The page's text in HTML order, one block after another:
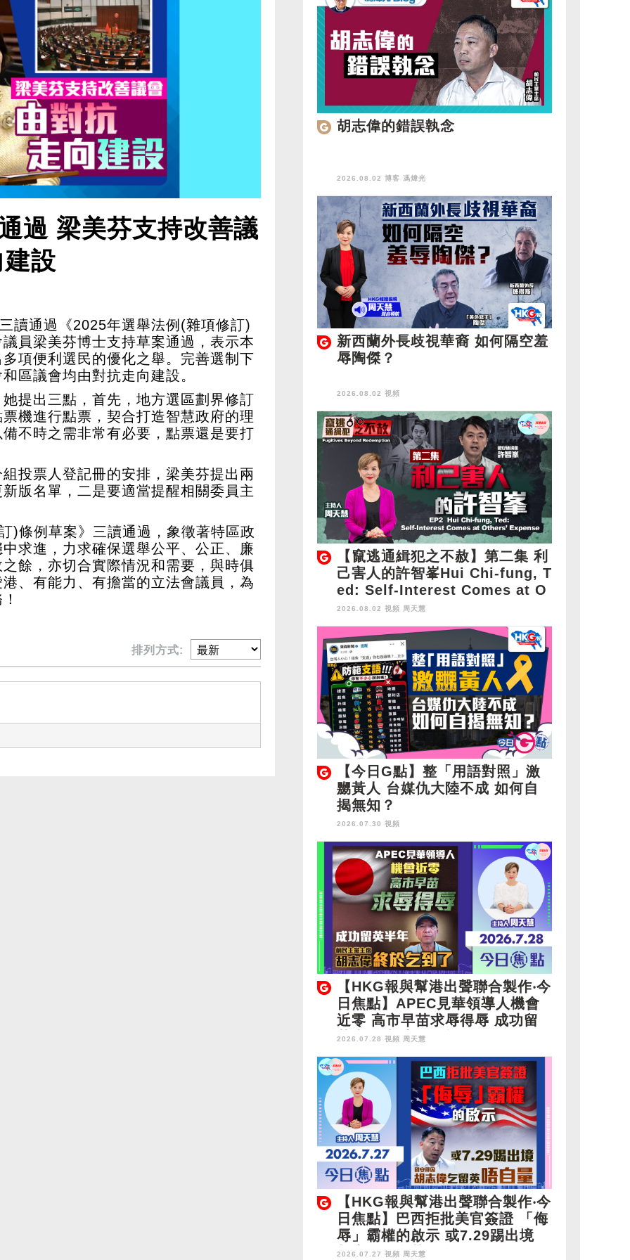
過 梁美芬支持改善議
設
讀通過《2025年選舉法例(雜項修訂)
員梁美芬博士支持草案通過，表示本
項便利選民的優化之舉。完善選制下
區議會均由對抗走向建設。
提出三點，首先，地方選區劃界修訂
機進行點票，契合打造智慧政府的理
不時之需非常有必要，點票還是要打
投票人登記冊的安排，梁美芬提出兩
版名單，二是要適當提醒相關委員主
)條例草案》三讀通過，象徵著特區政
求進，力求確保選舉公平、公正、廉
餘，亦切合實際情況和需要，與時俱
、有能力、有擔當的立法會議員，為
排列方式:
胡志偉的錯誤執念
2026.08.02 博客 馮煒光
新西蘭外長歧視華裔 如何隔空羞
辱陶傑？
2026.08.02 視頻
【竄逃通緝犯之不赦】第二集 利
己害人的許智峯Hui Chi-fung, T
ed: Self-Interest Comes at O
thers' Expense
2026.08.02 視頻 周天慧
【今日G點】整「用語對照」激
嬲黃人 台媒仇大陸不成 如何自
揭無知？
2026.07.30 視頻
【HKG報與幫港出聲聯合製作‧今
日焦點】APEC見華領導人機會
近零 高市早苗求辱得辱 成功留
英半年 胡志偉終於乞到了
2026.07.28 視頻 周天慧
【HKG報與幫港出聲聯合製作‧今
日焦點】巴西拒批美官簽證 「侮
辱」霸權的啟示 或7.29踢出境
胡志偉乞留英唔自量
2026.07.27 視頻 周天慧